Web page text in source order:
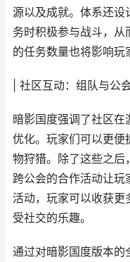
源以及成就。体系还设
务时积极参与战斗，
的任务数量也将影响玩
| 社区互动：组队与公
暗影国度强调了社区在
优化。玩家们可以更便
物狩猎。除了这些之后
跨公会的合作活动让
活动，玩家可以收获更
受社交的乐趣。
通过对暗影国度版本的